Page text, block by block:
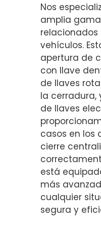
Nos
amplia
vehículos.
apertura de
con llave
de llaves
la cerradura,
de llaves
casos en los
cierre
está
más
cualquier
segura y